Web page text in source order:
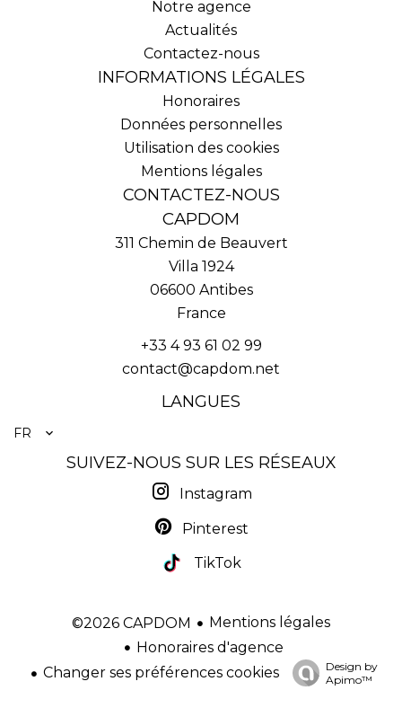
Notre agence
Actualités
Contactez-nous
INFORMATIONS LÉGALES
Honoraires
Données personnelles
Utilisation des cookies
Mentions légales
CONTACTEZ-NOUS
CAPDOM
311 Chemin de Beauvert
Villa 1924
06600 Antibes
France
+33 4 93 61 02 99
contact@capdom.net
LANGUES
FR
SUIVEZ-NOUS SUR LES RÉSEAUX
Instagram
Pinterest
TikTok
©2026 CAPDOM
Mentions légales
Honoraires d'agence
Changer ses préférences cookies
Design by
Apimo™